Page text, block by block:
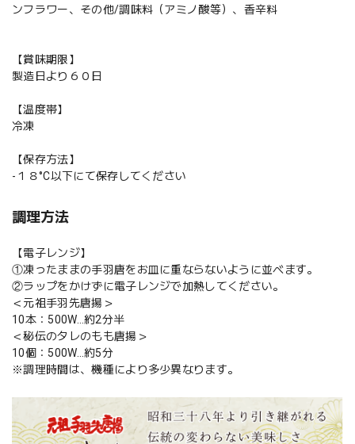
ンフラワー、その他/調味料（アミノ酸等）、香辛料
【賞味期限】
製造日より６０日
【温度帯】
冷凍
【保存方法】
-１８°C以下にて保存してください
調理方法
【電子レンジ】
①凍ったままの手羽唐をお皿に重ならないように並べます。
②ラップをかけずに電子レンジで加熱してください。
＜元祖手羽先唐揚＞
10本：500W…約2分半
＜秘伝のタレのもも唐揚＞
10個：500W…約5分
※調理時間は、機種により多少異なります。